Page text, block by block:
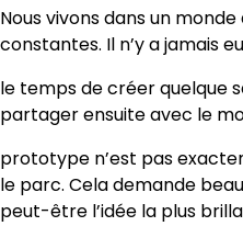
Nous vivons dans un
constantes. Il n’y a jamais
le temps de créer quelque
partager ensuite avec le
prototype n’est pas
le parc. Cela demande
peut-être l’idée la plus